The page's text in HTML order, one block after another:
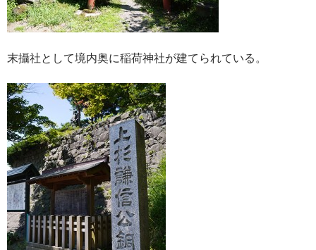
末攝社として境内奥に稲荷神社が建てられている。